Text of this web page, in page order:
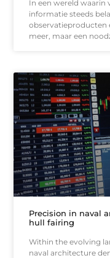
In een wereld waarin
informatie steeds
observatieproducten
meer, maar een
Precision in naval
hull fairing
Within the evolving
naval architecture